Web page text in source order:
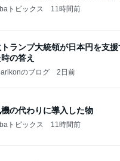
トピックス 11時間前
ランプ大統領が日本円を支
の答え
のブログ 2日前
の代わりに導入した物
トピックス 11時間前